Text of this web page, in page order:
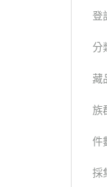
登
分
藏
族
件
採